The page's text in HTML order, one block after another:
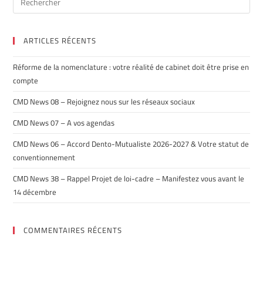
ARTICLES RÉCENTS
Réforme de la nomenclature : votre réalité de cabinet doit être prise en
compte
CMD News 08 – Rejoignez nous sur les réseaux sociaux
CMD News 07 – A vos agendas
CMD News 06 – Accord Dento-Mutualiste 2026-2027 & Votre statut de
conventionnement
CMD News 38 – Rappel Projet de loi-cadre – Manifestez vous avant le
14 décembre
COMMENTAIRES RÉCENTS